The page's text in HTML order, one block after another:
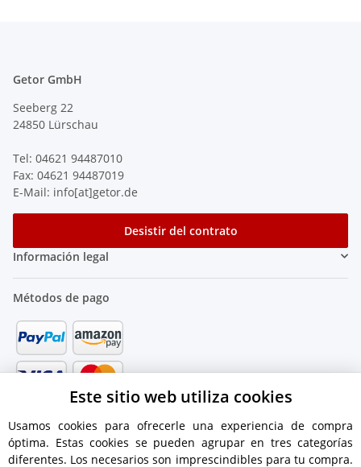
Getor GmbH
Seeberg 22
24850 Lürschau
Tel: 04621 94487010
Fax: 04621 94487019
E-Mail: info[at]getor.de
Desistir del contrato
Información legal
Métodos de pago
Este sitio web utiliza cookies
Usamos cookies para ofrecerle una experiencia de compra
óptima. Estas cookies se pueden agrupar en tres categorías
diferentes. Los necesarios son imprescindibles para tu compra.